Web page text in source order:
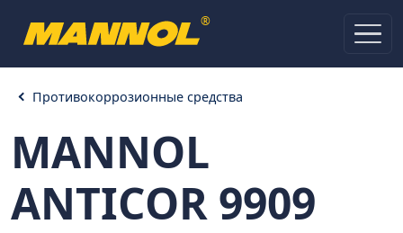
®
Противокоррозионные средства
MANNOL
ANTICOR 9909